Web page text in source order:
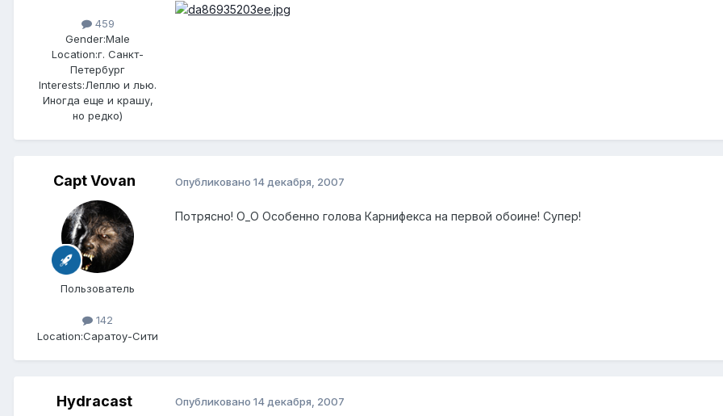
459
Gender:Male
Location:г. Санкт-
Петербург
Interests:Леплю и лью.
Иногда еще и крашу,
но редко)
Capt Vovan
Пользователь
142
Location:Саратоу-Сити
Опубликовано 14 декабря, 2007
Потрясно! О_О Особенно голова Карнифекса на первой обоине! Супер!
Hydracast Опубликовано 14 декабря, 2007